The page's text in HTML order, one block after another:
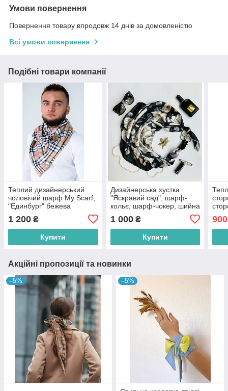
Умови повернення
Повернення товару впродовж 14 днів за домовленістю
Всі умови повернення
Подібні товари компанії
Теплий дизайнерський
чоловічий шарф My Scarf,
"Единбург" бежева
1 200 ₴
Купити
Дизайнерська хустка
"Яскравий сад", шарф-
кольє, шарф-чокер, шийна
1 000₴
Купити
900
Акційні пропозиції та новинки
–5% –5%